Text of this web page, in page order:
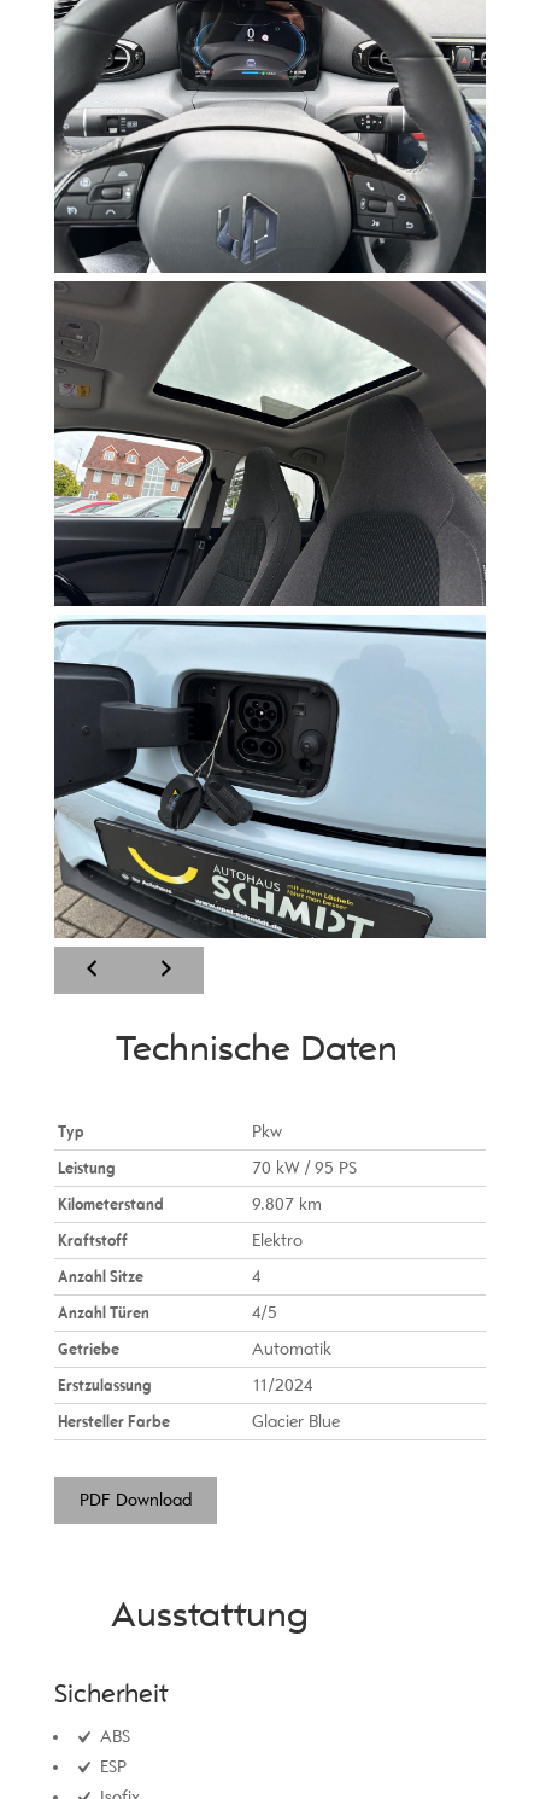
Technische Daten
Typ
Pkw
Leistung
70 kW / 95 PS
Kilometerstand
9.807 km
Kraftstoff
Elektro
Anzahl Sitze
4
Anzahl Türen
4/5
Getriebe
Automatik
Erstzulassung
11/2024
Hersteller Farbe
Glacier Blue
PDF Download
Ausstattung
Sicherheit
ABS
ESP